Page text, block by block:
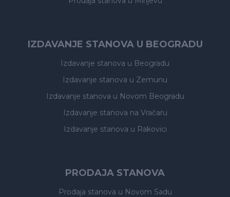
IZDAVANJE STANOVA U BEOGRADU
Izdavanje stanova u Beogradu
Izdavanje stanova u Zemunu
Izdavanje stanova u Novom Beogradu
Izdavanje stanova na Vračaru
Izdavanje stanova u Rakovici
PRODAJA STANOVA
Prodaja stanova u Novom Sadu